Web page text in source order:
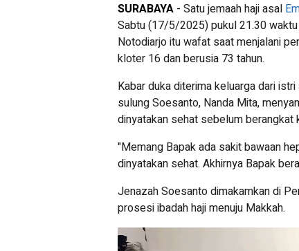
SURABAYA - Satu jemaah haji asal
Sabtu (17/5/2025) pukul 21.30
Notodiarjo itu wafat saat menjalani
kloter 16 dan berusia 73 tahun.
Kabar duka diterima keluarga dari
sulung Soesanto, Nanda Mita,
dinyatakan sehat sebelum berangkat
"Memang Bapak ada sakit bawaan
dinyatakan sehat. Akhirnya Bapak
Jenazah Soesanto dimakamkan di
prosesi ibadah haji menuju Makkah.